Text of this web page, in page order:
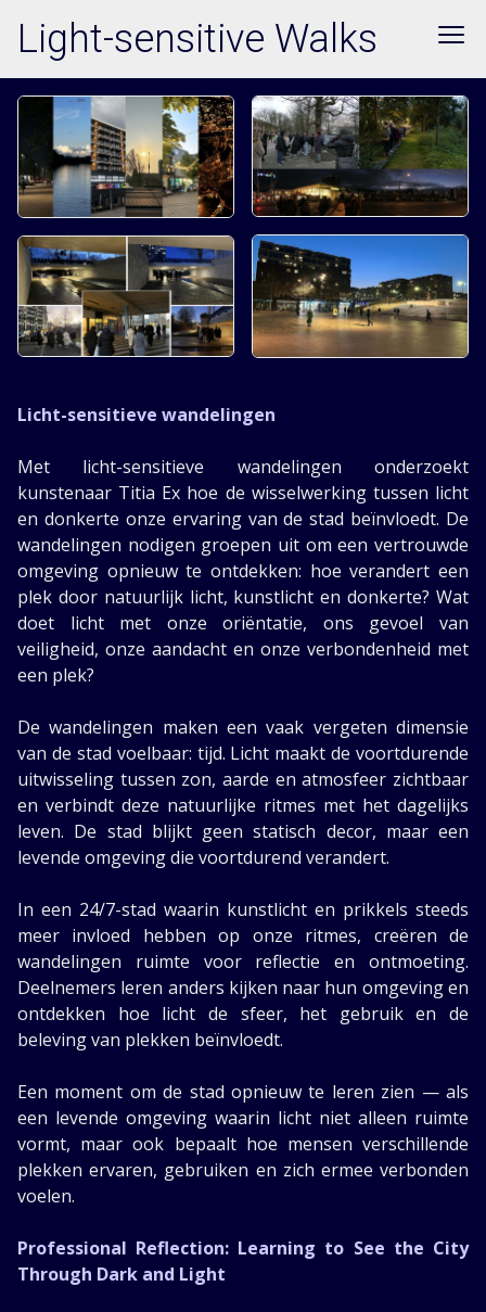
Light-sensitive Walks
Licht-sensitieve wandelingen
Met licht-sensitieve wandelingen onderzoekt
kunstenaar Titia Ex hoe de wisselwerking tussen licht
en donkerte onze ervaring van de stad beïnvloedt. De
wandelingen nodigen groepen uit om een vertrouwde
omgeving opnieuw te ontdekken: hoe verandert een
plek door natuurlijk licht, kunstlicht en donkerte? Wat
doet licht met onze oriëntatie, ons gevoel van
veiligheid, onze aandacht en onze verbondenheid met
een plek?
De wandelingen maken een vaak vergeten dimensie
van de stad voelbaar: tijd. Licht maakt de voortdurende
uitwisseling tussen zon, aarde en atmosfeer zichtbaar
en verbindt deze natuurlijke ritmes met het dagelijks
leven. De stad blijkt geen statisch decor, maar een
levende omgeving die voortdurend verandert.
In een 24/7-stad waarin kunstlicht en prikkels steeds
meer invloed hebben op onze ritmes, creëren de
wandelingen ruimte voor reflectie en ontmoeting.
Deelnemers leren anders kijken naar hun omgeving en
ontdekken hoe licht de sfeer, het gebruik en de
beleving van plekken beïnvloedt.
Een moment om de stad opnieuw te leren zien — als
een levende omgeving waarin licht niet alleen ruimte
vormt, maar ook bepaalt hoe mensen verschillende
plekken ervaren, gebruiken en zich ermee verbonden
voelen.
Professional Reflection: Learning to See the City
Through Dark and Light